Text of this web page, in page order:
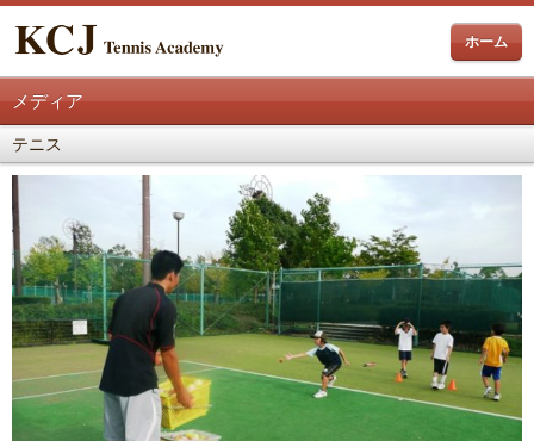
ホーム
メディア
テニス